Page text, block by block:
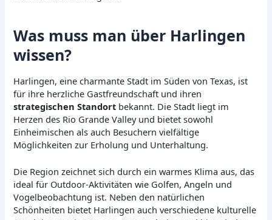
Was muss man über Harlingen
wissen?
Harlingen, eine charmante Stadt im Süden von Texas, ist
für ihre herzliche Gastfreundschaft und ihren
strategischen Standort bekannt. Die Stadt liegt im
Herzen des Rio Grande Valley und bietet sowohl
Einheimischen als auch Besuchern vielfältige
Möglichkeiten zur Erholung und Unterhaltung.
Die Region zeichnet sich durch ein warmes Klima aus, das
ideal für Outdoor-Aktivitäten wie Golfen, Angeln und
Vogelbeobachtung ist. Neben den natürlichen
Schönheiten bietet Harlingen auch verschiedene kulturelle